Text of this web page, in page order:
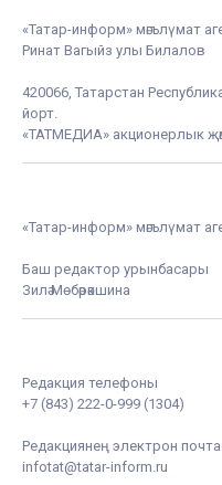
«Татар-информ» мәгълүмат
Ринат Вагыйз улы Билалов
420066, Татарстан
йорт.
«ТАТМЕДИА» акционерлык
«Татар-информ» мәгълүмат
Баш редактор урынбасары
Зилә Мөбәрәкшина
Редакция телефоны
+7 (843) 222-0-999 (1304)
Редакциянең электрон
infotat@tatar-inform.ru